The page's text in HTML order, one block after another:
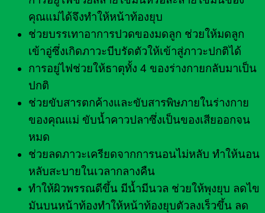
คุณแม่ได้จึงทำให้หน้าท้องยุบ
ช่วยบรรเทาอาการปวดของมดลูก ช่วยให้มดลูก
เข้าอู่ซึ่งเกิดภาวะบีบรัดตัวให้เข้าสู่ภาวะปกติได้
การอยู่ไฟช่วยให้ธาตุทั้ง 4 ของร่างกายกลับมาเป็น
ปกติ
ช่วยขับสารตกค้างและขับสารพิษภายในร่างกาย
ของคุณแม่ ขับน้ำคาวปลาซึ่งเป็นของเสียออกจน
หมด
ช่วยลดภาวะเครียดจากการนอนไม่หลับ ทำให้นอน
หลับสะบายในเวลากลางคืน
ทำให้ผิวพรรณดีขึ้น มีน้ำมีนวล ช่วยให้พุงยุบ ลดไข
มันบนหน้าท้องทำให้หน้าท้องยุบตัวลงเร็วขึ้น ลด